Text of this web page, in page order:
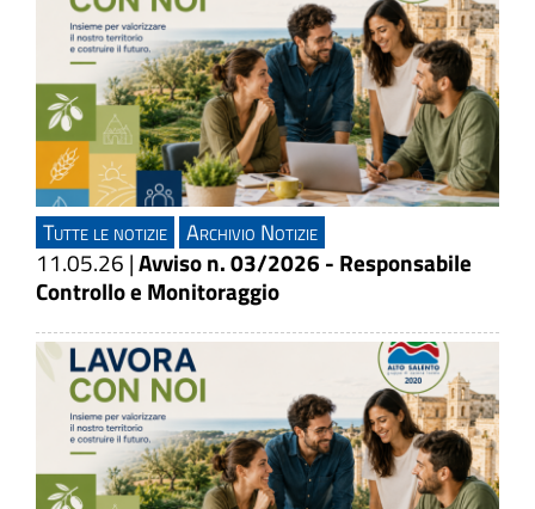
Tutte le notizie Archivio Notizie
11.05.26 |Avviso n. 03/2026 - Responsabile
Controllo e Monitoraggio